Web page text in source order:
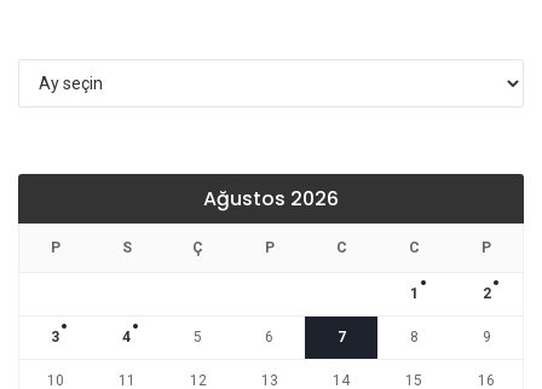
Arşivler
Ağustos 2026
P S Ç P C C P
1 2
3 4 5 6 7 8 9
10 11 12 13 14 15 16